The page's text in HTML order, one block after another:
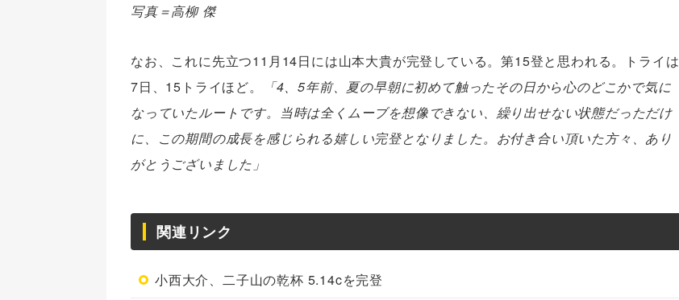
写真＝高柳 傑
なお、これに先立つ11月14日には山本大貴が完登している。第15登と思われる。トライは
7日、15トライほど。
「4、5年前、 夏の早朝に初めて触ったその日から心のどこかで気に
なっていたルートです。当時は全くムーブを想像できない、 繰り出せない状態だっただけ
に、
この期間の成長を感じられる嬉しい完登となりました。お付き合い頂いた方々、あり
がとうございました」
関連リンク
小西大介、二子山の乾杯 5.14cを完登